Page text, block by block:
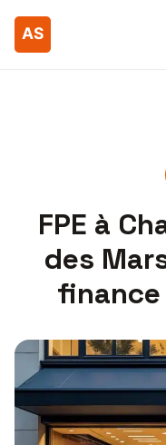
FPE à
des